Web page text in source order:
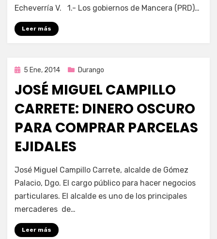
Echeverría V. 1.- Los gobiernos de Mancera (PRD)…
Leer más
Publicada
5 Ene, 2014 Durango
JOSÉ MIGUEL CAMPILLO
CARRETE: DINERO OSCURO
PARA COMPRAR PARCELAS
EJIDALES
porEnrique
José Miguel Campillo Carrete, alcalde de Gómez
Palacio, Dgo. El cargo público para hacer negocios
particulares. El alcalde es uno de los principales
mercaderes de…
Leer más